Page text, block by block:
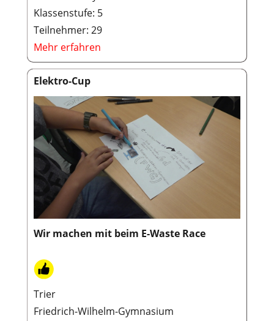
Klassenstufe: 5
Teilnehmer: 29
Mehr erfahren
Elektro-Cup
Wir machen mit beim E-Waste Race
Trier
Friedrich-Wilhelm-Gymnasium